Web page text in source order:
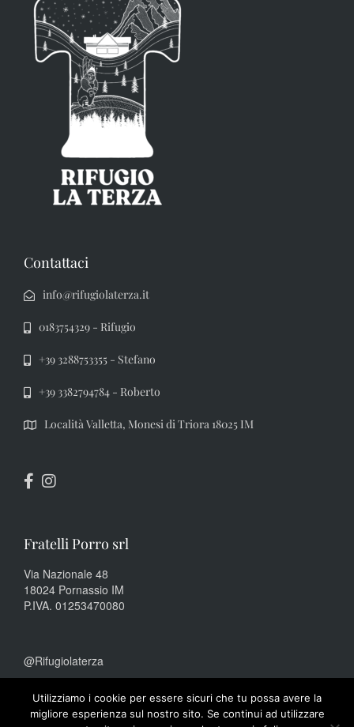
Contattaci
info@rifugiolaterza.it
0183754329 - Rifugio
+39 3288753355 - Stefano
+39 3382794784 - Roberto
Località Valletta, Monesi di Triora 18025 IM
Fratelli Porro srl
Via Nazionale 48
18024 Pornassio IM
P.IVA. 01253470080
@Rifugiolaterza
Codice CITR: 008061-RIF-0002
Utilizziamo i cookie per essere sicuri che tu possa avere la
migliore esperienza sul nostro sito. Se continui ad utilizzare